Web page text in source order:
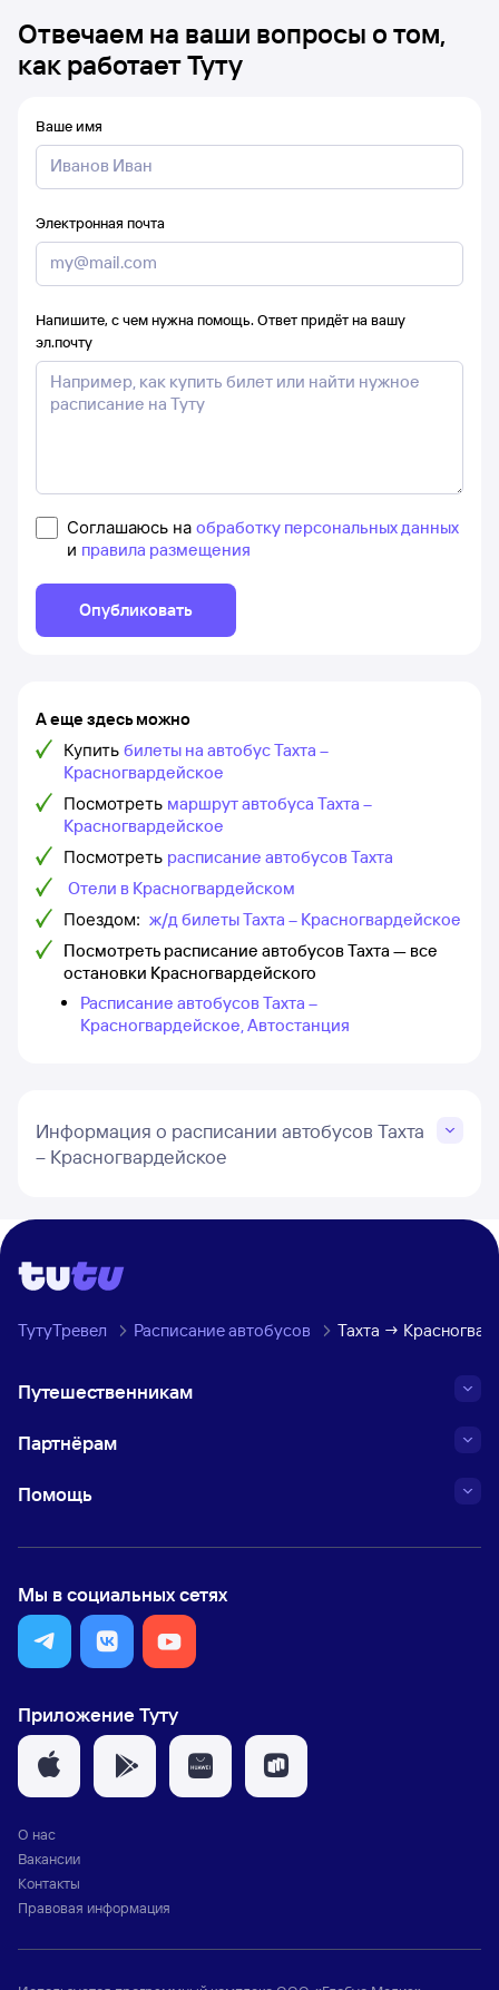
Отвечаем на ваши вопросы о том,
как работает Туту
Ваше имя
Электронная почта
Напишите, с чем нужна помощь. Ответ придёт на вашу
эл.почту
Соглашаюсь на обработку персональных данных
и правила размещения
Опубликовать
А еще здесь можно
Купить билеты на автобус Тахта –
Красногвардейское
Посмотреть маршрут автобуса Тахта –
Красногвардейское
Посмотреть расписание автобусов Тахта
Отели в Красногвардейском
Поездом: ж/д билеты Тахта – Красногвардейское
Посмотреть расписание автобусов Тахта — все
остановки Красногвардейского
Расписание автобусов Тахта –
Красногвардейское, Автостанция
Информация о расписании автобусов Тахта
– Красногвардейское
ТутуТревел Расписание автобусов Тахта →
Путешественникам
Партнёрам
Помощь
Мы в социальных сетях
Приложение Туту
О нас
Вакансии
Контакты
Правовая информация